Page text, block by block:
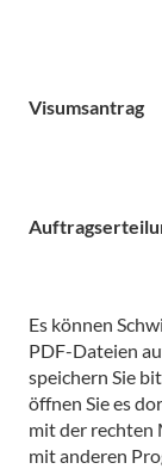
Visumsantrag
Es können
PDF-Dateien
speichern Sie
öffnen Sie es
mit der rechten
mit anderen